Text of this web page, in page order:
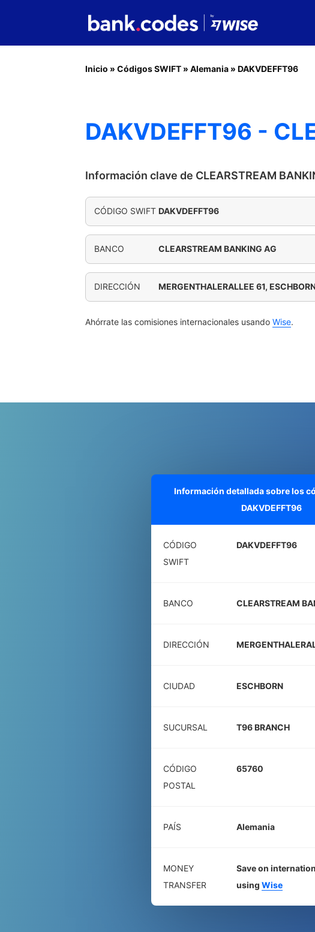
Inicio » Códigos SWIFT » Alemania » DAKVDEFFT96
DAKVDEFFT96 -
Información clave de CLEARSTREAM
CÓDIGO SWIFT DAKVDEFFT96
BANCO CLEARSTREAM BANKING AG
DIRECCIÓN MERGENTHALERALLEE 61,
Ahórrate las comisiones internacionales usando Wise.
Información detallada sobre los
DAKVDEFFT96
CÓDIGO
SWIFT
DAKVDEFFT96
BANCO CLEARSTREAM
DIRECCIÓN
CIUDAD ESCHBORN
SUCURSAL T96 BRANCH
CÓDIGO
POSTAL
65760
PAÍS Alemania
MONEY
TRANSFER
Save on
using Wise